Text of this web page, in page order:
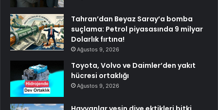
Tahran’dan Beyaz Saray’a bomba
suçlama: Petrol piyasasında 9 milyar
Dolarlık fırtına!
Ağustos 9, 2026
Toyota, Volvo ve Daimler’den yakıt
hücresi ortaklığı
Ağustos 9, 2026